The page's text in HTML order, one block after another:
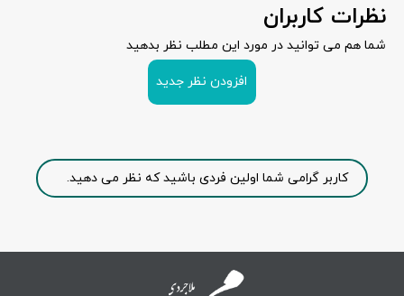
نظرات کاربران
شما هم می توانید در مورد این مطلب نظر بدهید
افزودن نظر جدید
کاربر گرامی شما اولین فردی باشید که نظر می دهید.